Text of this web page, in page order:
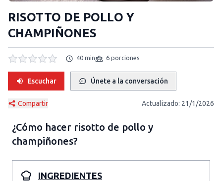
RISOTTO DE POLLO Y
CHAMPIÑONES
40 min 6 porciones
Escuchar Únete a la conversación
Compartir Actualizado: 21/1/2026
¿Cómo hacer risotto de pollo y
champiñones?
INGREDIENTES